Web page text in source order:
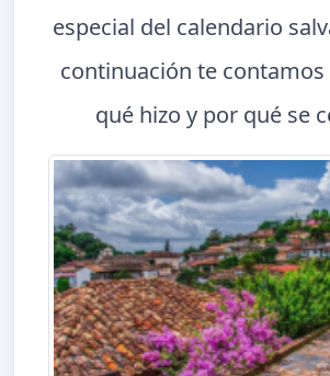
especial del calendario
continuación te contamos
qué hizo y por qué se